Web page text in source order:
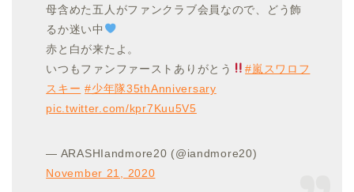
母含めた五人がファンクラブ会員なので、どう飾
るか迷い中
赤と白が来たよ。
いつもファンファーストありがとう
#嵐スワロフ
スキー #少年隊35thAnniversary
pic.twitter.com/kpr7Kuu5V5
— ARASHIandmore20 (@iandmore20)
November 21, 2020